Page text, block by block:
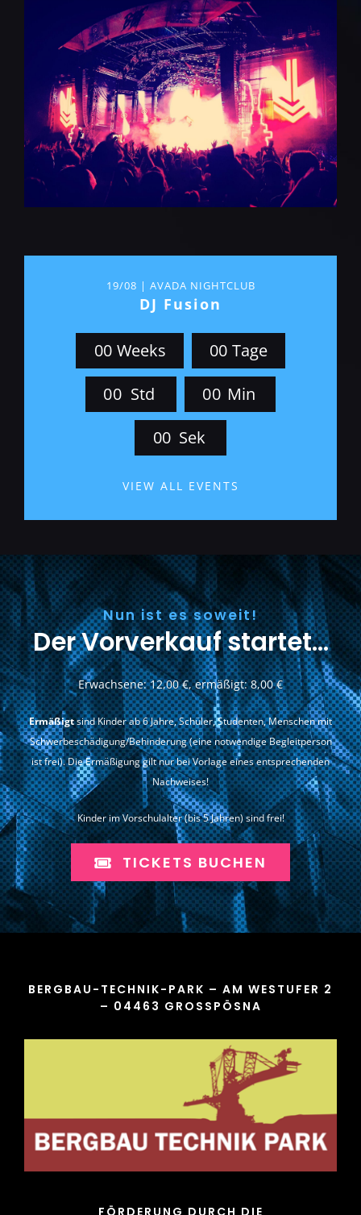
19/08 | AVADA NIGHTCLUB
DJ Fusion
00 Weeks 00 Tage
00 Std 00 Min
00 Sek
VIEW ALL EVENTS
Nun ist es soweit!
Der Vorverkauf startet…
Erwachsene: 12,00 €, ermäßigt: 8,00 €
Ermäßigtsind Kinder ab 6 Jahre, Schüler, Studenten, Menschen mit
Schwerbeschädigung/Behinderung (eine notwendige Begleitperson
ist frei). Die Ermäßigung gilt nur bei Vorlage eines entsprechenden
Nachweises!
Kinder im Vorschulalter (bis 5 Jahren) sind frei!
TICKETS BUCHEN
FÖRDERUNG DURCH DIE
BERGBAU-TECHNIK-PARK – AM WESTUFER 2
– 04463 GROSSPÖSNA